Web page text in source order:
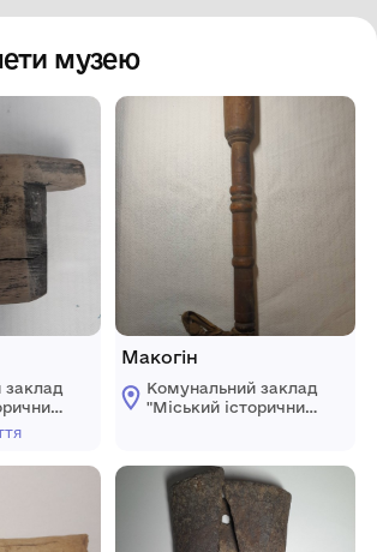
музею
заклад
Макогін
Комунальний заклад
"Mіський історичний